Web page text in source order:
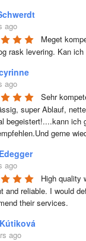
ago
Meget
rask levering. Kan ich
ago
Sehr
super Ablauf,
begeistert!....kann ich
gerne
ago
High quality
and reliable. I would
their services.
ago